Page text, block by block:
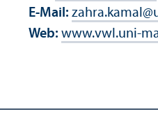
E-Mail: zahra.kamal @
Web: www.vwl.uni-